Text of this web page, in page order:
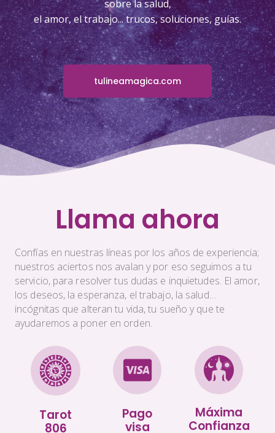
sobre la salud,
el amor, el trabajo... trucos, soluciones, guías.
tulineamagica.com
Llama ahora
Confías en nuestras líneas por los años de experiencia;
nuestros aciertos nos avalan y por eso seguimos a tu
servicio, para resolver tus dudas e inquietudes. El amor,
los deseos, la esperanza, el trabajo, la salud…
incógnitas que alteran tu vida, tu sueño y que te
ayudaremos a poner en orden.
Tarot
806
Pago
visa
Máxima
Confianza